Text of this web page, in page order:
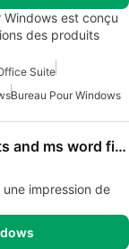
est conçu
des produits
Suite
Bureau Pour Windows
Print multiple word documents and ms word files Software
impression de